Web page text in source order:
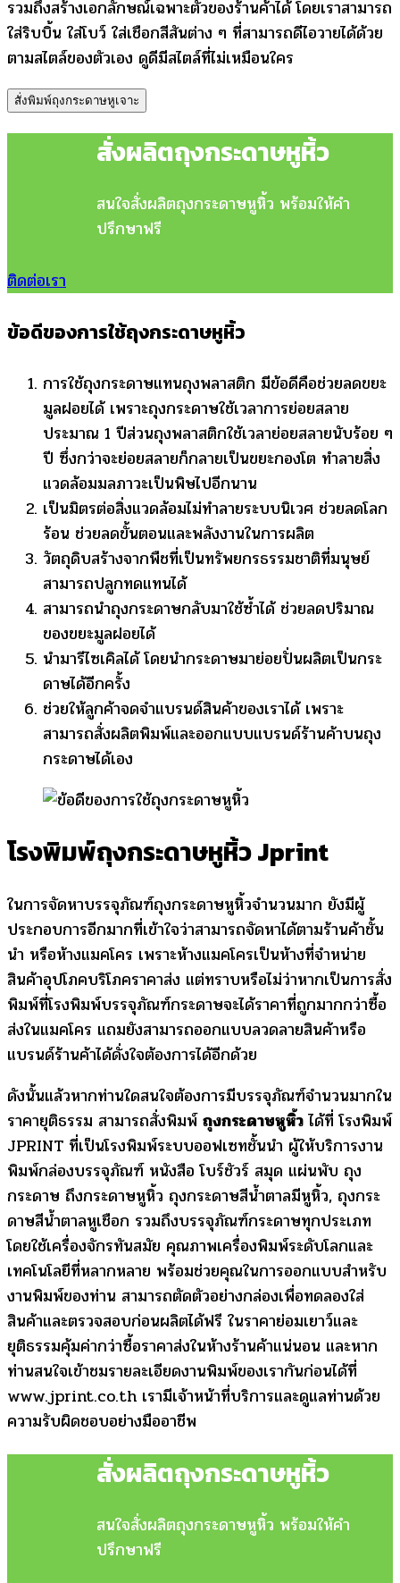
รวมถึงสร้างเอกลักษณ์เฉพาะตัวของร้านค้าได้ โดยเราสามารถ
ใส่ริบบิ้น ใส่โบว์ ใส่เชือกสีสันต่าง ๆ ที่สามารถดีไอวายได้ด้วย
ตามสไตล์ของตัวเอง ดูดีมีสไตล์ที่ไม่เหมือนใคร
สั่งพิมพ์ถุงกระดาษหูเจาะ
สั่งผลิตถุงกระดาษหูหิ้ว
สนใจสั่งผลิตถุงกระดาษหูหิ้ว พร้อมให้คำ
ปรึกษาฟรี
ติดต่อเรา
ข้อดีของการใช้ถุงกระดาษหูหิ้ว
การใช้ถุงกระดาษแทนถุงพลาสติก มีข้อดีคือช่วยลดขยะ
มูลฝอยได้ เพราะถุงกระดาษใช้เวลาการย่อยสลาย
ประมาณ 1 ปีส่วนถุงพลาสติกใช้เวลาย่อยสลายนับร้อย ๆ
ปี ซึ่งกว่าจะย่อยสลายก็กลายเป็นขยะกองโต ทำลายสิ่ง
แวดล้อมมลภาวะเป็นพิษไปอีกนาน
เป็นมิตรต่อสิ่งแวดล้อมไม่ทำลายระบบนิเวศ ช่วยลดโลก
ร้อน ช่วยลดขั้นตอนและพลังงานในการผลิต
วัตถุดิบสร้างจากพืชที่เป็นทรัพยกรธรรมชาติที่มนุษย์
สามารถปลูกทดแทนได้
สามารถนำถุงกระดาษกลับมาใช้ซ้ำได้ ช่วยลดปริมาณ
ของขยะมูลฝอยได้
นำมารีไซเคิลได้ โดยนำกระดาษมาย่อยปั่นผลิตเป็นกระ
ดาษได้อีกครั้ง
ช่วยให้ลูกค้าจดจำแบรนด์สินค้าของเราได้ เพราะ
สามารถสั่งผลิตพิมพ์และออกแบบแบรนด์ร้านค้าบนถุง
กระดาษได้เอง
โรงพิมพ์ถุงกระดาษหูหิ้ว Jprint
ในการจัดหาบรรจุภัณฑ์ถุงกระดาษหูหิ้วจำนวนมาก ยังมีผู้
ประกอบการอีกมากที่เข้าใจว่าสามารถจัดหาได้ตามร้านค้าชั้น
นำ หรือห้างแมคโคร เพราะห้างแมคโครเป็นห้างที่จำหน่าย
สินค้าอุปโภคบริโภคราคาส่ง แต่ทราบหรือไม่ว่าหากเป็นการสั่ง
พิมพ์ที่โรงพิมพ์บรรจุภัณฑ์กระดาษจะได้ราคาที่ถูกมากกว่าซื้อ
ส่งในแมคโคร แถมยังสามารถออกแบบลวดลายสินค้าหรือ
แบรนด์ร้านค้าได้ดั่งใจต้องการได้อีกด้วย
ดังนั้นแล้วหากท่านใดสนใจต้องการมีบรรจุภัณฑ์จำนวนมากใน
ราคายุติธรรม สามารถสั่งพิมพ์ถุงกระดาษหูหิ้วได้ที่ โรงพิมพ์
JPRINT ที่เป็นโรงพิมพ์ระบบออฟเซทชั้นนำ ผู้ให้บริการงาน
พิมพ์กล่องบรรจุภัณฑ์ หนังสือ โบร์ชัวร์ สมุด แผ่นพับ ถุง
กระดาษ ถึงกระดาษหูหิ้ว ถุงกระดาษสีน้ําตาลมีหูหิ้ว, ถุงกระ
ดาษสีน้ําตาลหูเชือก รวมถึงบรรจุภัณฑ์กระดาษทุกประเภท
โดยใช้เครื่องจักรทันสมัย คุณภาพเครื่องพิมพ์ระดับโลกและ
เทคโนโลยีที่หลากหลาย พร้อมช่วยคุณในการออกแบบสำหรับ
งานพิมพ์ของท่าน สามารถตัดตัวอย่างกล่องเพื่อทดลองใส่
สินค้าและตรวจสอบก่อนผลิตได้ฟรี ในราคาย่อมเยาว์และ
ยุติธรรมคุ้มค่ากว่าซื้อราคาส่งในห้างร้านค้าแน่นอน และหาก
ท่านสนใจเข้าชมรายละเอียดงานพิมพ์ของเรากันก่อนได้ที่
www.jprint.co.th เรามีเจ้าหน้าที่บริการและดูแลท่านด้วย
ความรับผิดชอบอย่างมืออาชีพ
สั่งผลิตถุงกระดาษหูหิ้ว
สนใจสั่งผลิตถุงกระดาษหูหิ้ว พร้อมให้คำ
ปรึกษาฟรี